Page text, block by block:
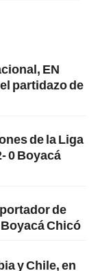
EN
partidazo de
de la Liga
0 Boyacá
de
Chicó
y Chile, en